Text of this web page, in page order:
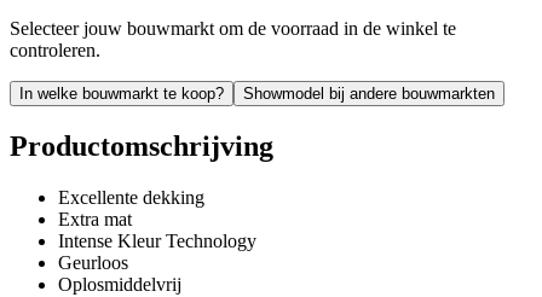
Selecteer jouw bouwmarkt om de voorraad in de winkel te
controleren.
In welke bouwmarkt te koop? Showmodel bij andere bouwmarkten
Productomschrijving
Excellente dekking
Extra mat
Intense Kleur Technology
Geurloos
Oplosmiddelvrij